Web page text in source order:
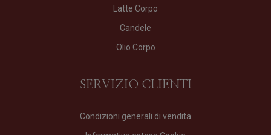
Latte Corpo
Candele
Olio Corpo
SERVIZIO CLIENTI
Condizioni generali di vendita